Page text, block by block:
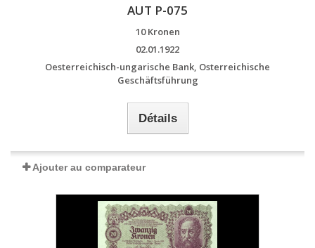
AUT P-075
10 Kronen
02.01.1922
Oesterreichisch-ungarische Bank, Osterreichische
Geschäftsführung
Détails
Ajouter au comparateur